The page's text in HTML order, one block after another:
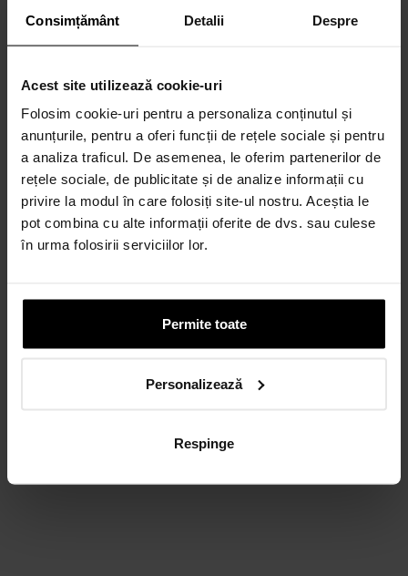
Consimțământ Detalii Despre
Acest site utilizează cookie-uri
Folosim cookie-uri pentru a personaliza conținutul și
anunțurile, pentru a oferi funcții de rețele sociale și pentru
a analiza traficul. De asemenea, le oferim partenerilor de
rețele sociale, de publicitate și de analize informații cu
privire la modul în care folosiți site-ul nostru. Aceștia le
pot combina cu alte informații oferite de dvs. sau culese
în urma folosirii serviciilor lor.
Permite toate
Personalizează
Respinge